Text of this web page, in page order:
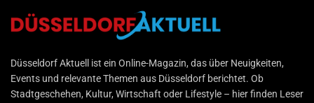
Düsseldorf Aktuell
Düsseldorf Aktuell ist ein Online-Magazin, das über Neuigkeiten,
Events und relevante Themen aus Düsseldorf berichtet. Ob
Stadtgeschehen, Kultur, Wirtschaft oder Lifestyle – hier finden Leser